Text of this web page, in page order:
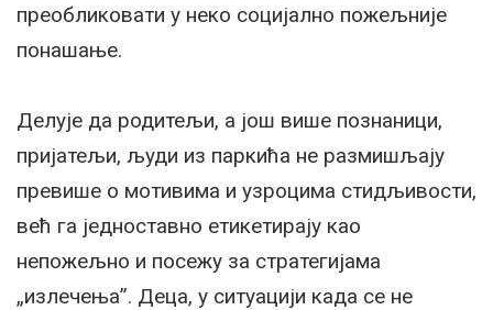
преобликовати у неко социјално пожељније
понашање.
Делује да родитељи, а још више познаници,
пријатељи, људи из паркића не размишљају
превише о мотивима и узроцима стидљивости,
већ га једноставно етикетирају као
непожељно и посежу за стратегијама
„излечења”. Деца, у ситуацији када се не